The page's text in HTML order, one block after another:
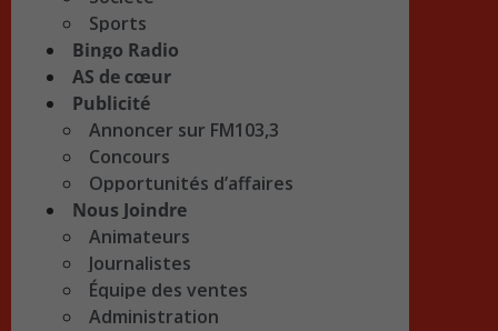
Sports
Bingo Radio
AS de cœur
Publicité
Annoncer sur FM103,3
Concours
Opportunités d’affaires
Nous Joindre
Animateurs
Journalistes
Équipe des ventes
Administration